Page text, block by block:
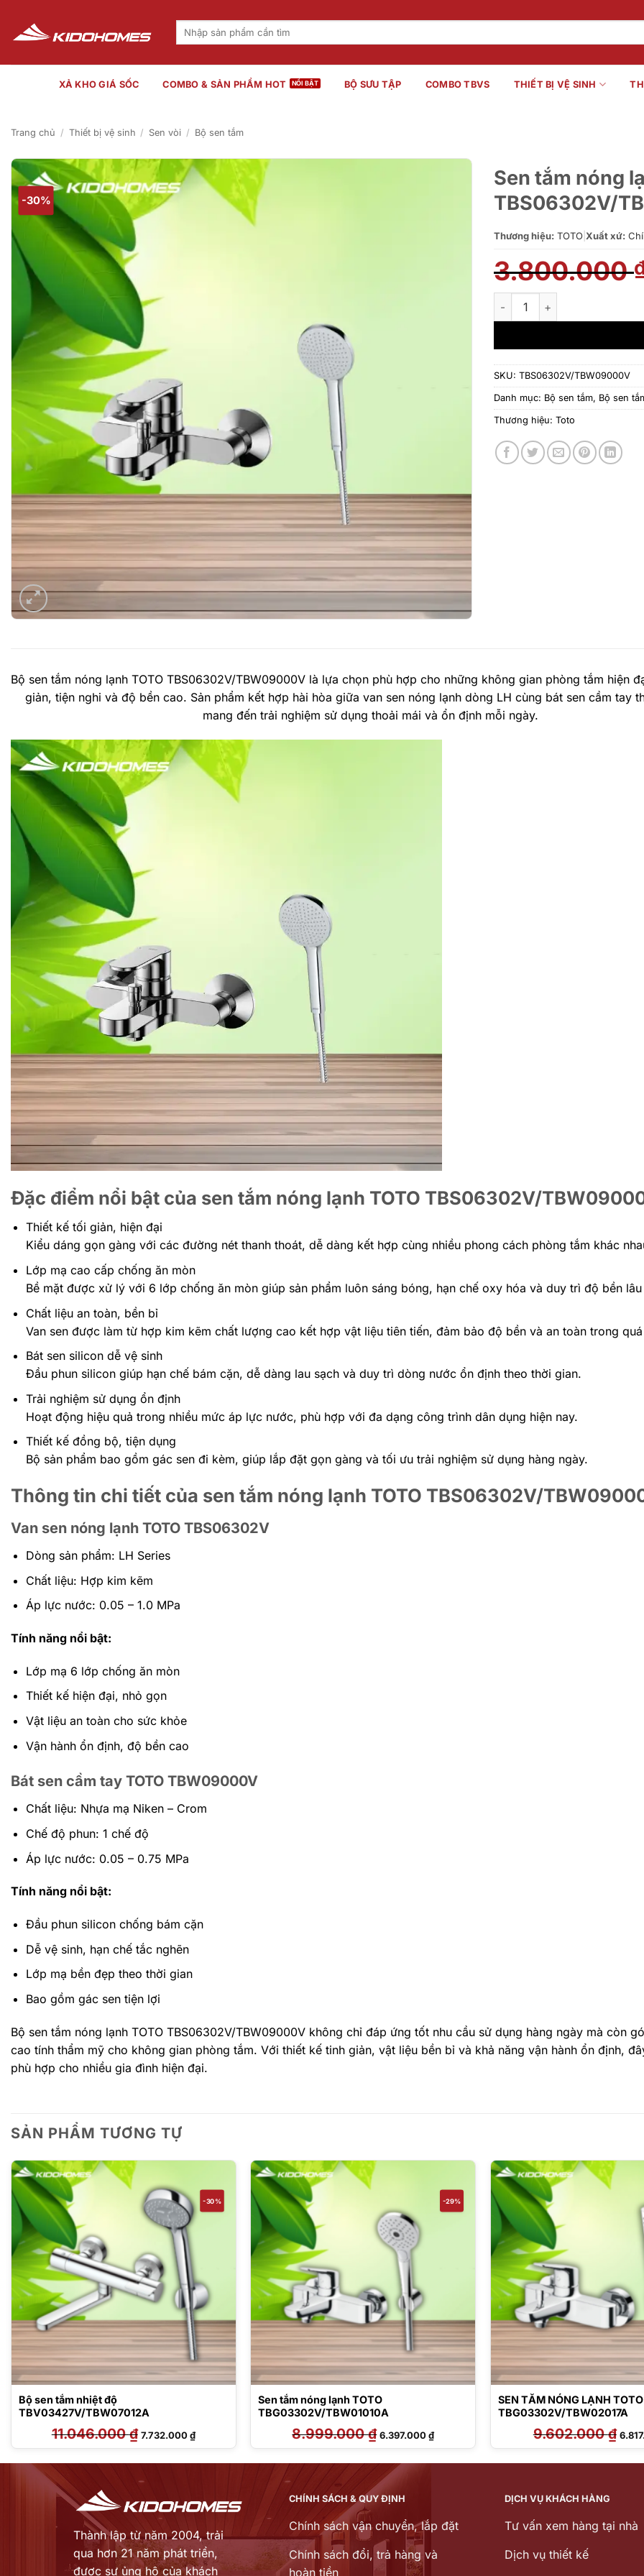
nội
dung
Tìm
XẢ KHO GIÁ SỐC COMBO & SẢN PHẨM HOT BỘ SƯU TẬP COMBO TBVS THIẾT BỊ VỆ SINH
Trang chủ / Thiết bị vệ sinh / Sen vòi / Bộ sen tắm
-30%
Sen tắm nóng
TBS06302V/
Thương hiệu: TOTO Xuất xứ:
3.800.000
Sen tắm nóng lạnh TOTO
SKU: TBS06302V/TBW09000V
Danh mục: Bộ sen tắm, Bộ sen
Thương hiệu: Toto
Bộ sen tắm nóng lạnh TOTO TBS06302V/TBW09000V là lựa chọn phù hợp cho những không gian phòng tắm hiện
giản, tiện nghi và độ bền cao. Sản phẩm kết hợp hài hòa giữa van sen nóng lạnh dòng LH cùng bát sen cầm tay
mang đến trải nghiệm sử dụng thoải mái và ổn định mỗi ngày.
Đặc điểm nổi bật của sen tắm nóng lạnh TOTO TBS06302V/
Thiết kế tối giản, hiện đại
Kiểu dáng gọn gàng với các đường nét thanh thoát, dễ dàng kết hợp cùng nhiều phong cách phòng tắm khác
Lớp mạ cao cấp chống ăn mòn
Bề mặt được xử lý với 6 lớp chống ăn mòn giúp sản phẩm luôn sáng bóng, hạn chế oxy hóa và duy trì độ bền
Chất liệu an toàn, bền bỉ
Van sen được làm từ hợp kim kẽm chất lượng cao kết hợp vật liệu tiên tiến, đảm bảo độ bền và an toàn trong
Bát sen silicon dễ vệ sinh
Đầu phun silicon giúp hạn chế bám cặn, dễ dàng lau sạch và duy trì dòng nước ổn định theo thời gian.
Trải nghiệm sử dụng ổn định
Hoạt động hiệu quả trong nhiều mức áp lực nước, phù hợp với đa dạng công trình dân dụng hiện nay.
Thiết kế đồng bộ, tiện dụng
Bộ sản phẩm bao gồm gác sen đi kèm, giúp lắp đặt gọn gàng và tối ưu trải nghiệm sử dụng hàng ngày.
Thông tin chi tiết của sen tắm nóng lạnh TOTO TBS06302V/
Van sen nóng lạnh TOTO TBS06302V
Dòng sản phẩm: LH Series
Chất liệu: Hợp kim kẽm
Áp lực nước: 0.05 – 1.0 MPa
Tính năng nổi bật:
Lớp mạ 6 lớp chống ăn mòn
Thiết kế hiện đại, nhỏ gọn
Vật liệu an toàn cho sức khỏe
Vận hành ổn định, độ bền cao
Bát sen cầm tay TOTO TBW09000V
Chất liệu: Nhựa mạ Niken – Crom
Chế độ phun: 1 chế độ
Áp lực nước: 0.05 – 0.75 MPa
Tính năng nổi bật:
Đầu phun silicon chống bám cặn
Dễ vệ sinh, hạn chế tắc nghẽn
Lớp mạ bền đẹp theo thời gian
Bao gồm gác sen tiện lợi
Bộ sen tắm nóng lạnh TOTO TBS06302V/TBW09000V không chỉ đáp ứng tốt nhu cầu sử dụng hàng ngày mà còn
cao tính thẩm mỹ cho không gian phòng tắm. Với thiết kế tinh giản, vật liệu bền bỉ và khả năng vận hành ổn định,
phù hợp cho nhiều gia đình hiện đại.
SẢN PHẨM TƯƠNG TỰ
-30%
Bộ sen tắm nhiệt độ
TBV03427V/TBW07012A
11.046.000₫ Giá
gốc
là:
7.732.000₫Giá
hiện
tại
7.732.000 ₫.
-29%
Sen tắm nóng lạnh TOTO
TBG03302V/TBW01010A
8.999.000₫ Giá
gốc
là:
6.397.000₫Giá
hiện
tại
6.397.000 ₫.
SEN TẮM NÓNG LẠNH TOTO
TBG03302V/TBW02017A
9.602.000₫ Giá
gốc
là:
Thành lập từ năm 2004, trải
qua hơn 21 năm phát triển,
được sự ủng hộ của khách
CHÍNH SÁCH & QUY ĐỊNH
Chính sách vận chuyển, lắp đặt
Chính sách đổi, trả hàng và
hoàn tiền
DỊCH VỤ KHÁCH HÀNG
Tư vấn xem hàng tại nhà
Dịch vụ thiết kế